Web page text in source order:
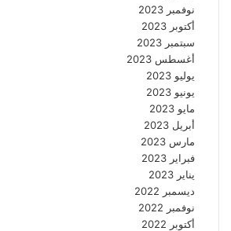
نوفمبر 2023
أكتوبر 2023
سبتمبر 2023
أغسطس 2023
يوليو 2023
يونيو 2023
مايو 2023
أبريل 2023
مارس 2023
فبراير 2023
يناير 2023
ديسمبر 2022
نوفمبر 2022
أكتوبر 2022